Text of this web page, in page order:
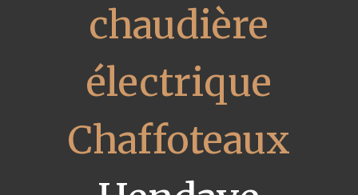
chaudière
électrique
Chaffoteaux